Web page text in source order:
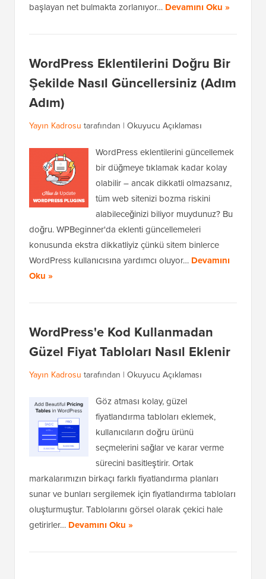
başlayan net bulmakta zorlanıyor… Devamını Oku »
WordPress Eklentilerini Doğru Bir
Şekilde Nasıl Güncellersiniz (Adım
Adım)
Yayın Kadrosu tarafından | Okuyucu Açıklaması
WordPress eklentilerini güncellemek
bir düğmeye tıklamak kadar kolay
olabilir – ancak dikkatli olmazsanız,
tüm web sitenizi bozma riskini
alabileceğinizi biliyor muydunuz? Bu
doğru. WPBeginner'da eklenti güncellemeleri
konusunda ekstra dikkatliyiz çünkü sitem binlerce
WordPress kullanıcısına yardımcı oluyor… Devamını
Oku »
WordPress'e Kod Kullanmadan
Güzel Fiyat Tabloları Nasıl Eklenir
Yayın Kadrosu tarafından | Okuyucu Açıklaması
Göz atması kolay, güzel
fiyatlandırma tabloları eklemek,
kullanıcıların doğru ürünü
seçmelerini sağlar ve karar verme
sürecini basitleştirir. Ortak
markalarımızın birkaçı farklı fiyatlandırma planları
sunar ve bunları sergilemek için fiyatlandırma tabloları
oluşturmuştur. Tablolarını görsel olarak çekici hale
getirirler… Devamını Oku »